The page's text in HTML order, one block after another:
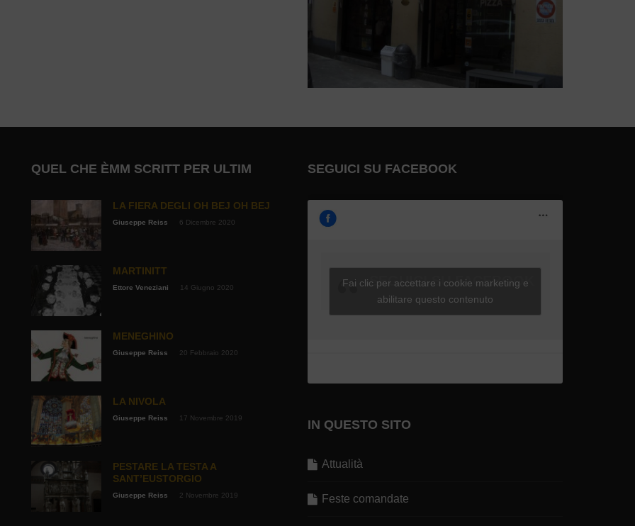
QUEL CHE ÈMM SCRITT PER ULTIM
LA FIERA DEGLI OH BEJ OH BEJ
Giuseppe Reiss 6 Dicembre 2020
MARTINITT
Ettore Veneziani 14 Giugno 2020
MENEGHINO
Giuseppe Reiss 20 Febbraio 2020
LA NIVOLA
Giuseppe Reiss 17 Novembre 2019
PESTARE LA TESTA A
SANT’EUSTORGIO
Giuseppe Reiss 2 Novembre 2019
SEGUICI SU FACEBOOK
SEGUICI SU FACEBOOK
Fai clic per accettare i cookie marketing e
abilitare questo contenuto
IN QUESTO SITO
Attualità
Feste comandate